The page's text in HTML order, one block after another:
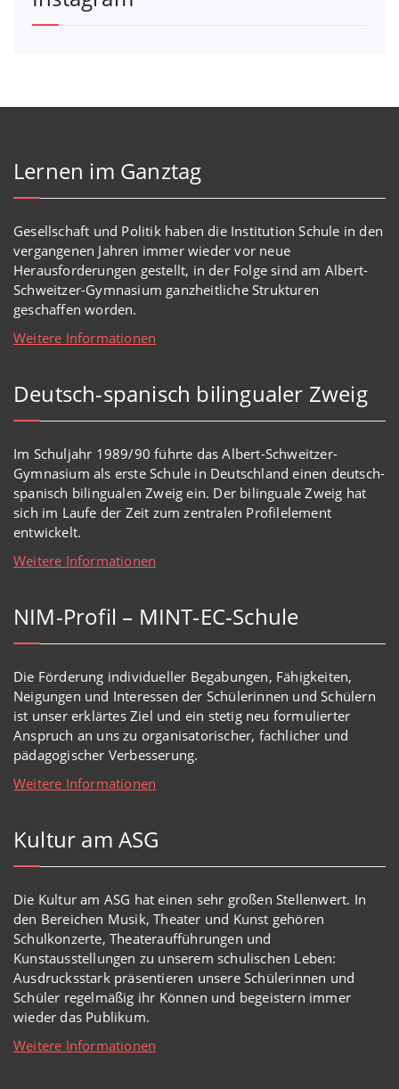
Lernen im Ganztag
Gesellschaft und Politik haben die Institution Schule in den
vergangenen Jahren immer wiedervor neue
Herausforderungen gestellt, in der Folge sind am Albert-
Schweitzer-Gymnasium ganzheitliche Strukturen
geschaffen worden.
Weitere Informationen
Deutsch-spanisch bilingualer Zweig
Im Schuljahr 1989/90 führte das Albert-Schweitzer-
Gymnasium als erste Schule in Deutschland einen deutsch-
spanisch bilingualen Zweig ein. Der bilinguale Zweig hat
sich im Laufe der Zeit zum zentralen Profilelement
entwickelt.
Weitere Informationen
NIM-Profil – MINT-EC-Schule
Die Förderung individueller Begabungen, Fähigkeiten,
Neigungen und Interessen der Schülerinnen und Schülern
ist unser erklärtes Ziel und ein stetig neu formulierter
Anspruch an uns zu organisatorischer, fachlicher und
pädagogischer Verbesserung.
Weitere Informationen
Kultur am ASG
Die Kultur am ASG hat einen sehr großen Stellenwert. In
den Bereichen Musik, Theater und Kunst gehören
Schulkonzerte, Theateraufführungen und
Kunstausstellungen zu unserem schulischen Leben:
Ausdrucksstark präsentieren unsere Schülerinnen und
Schüler regelmäßig ihr Können und begeistern immer
wieder das Publikum.
Weitere Informationen